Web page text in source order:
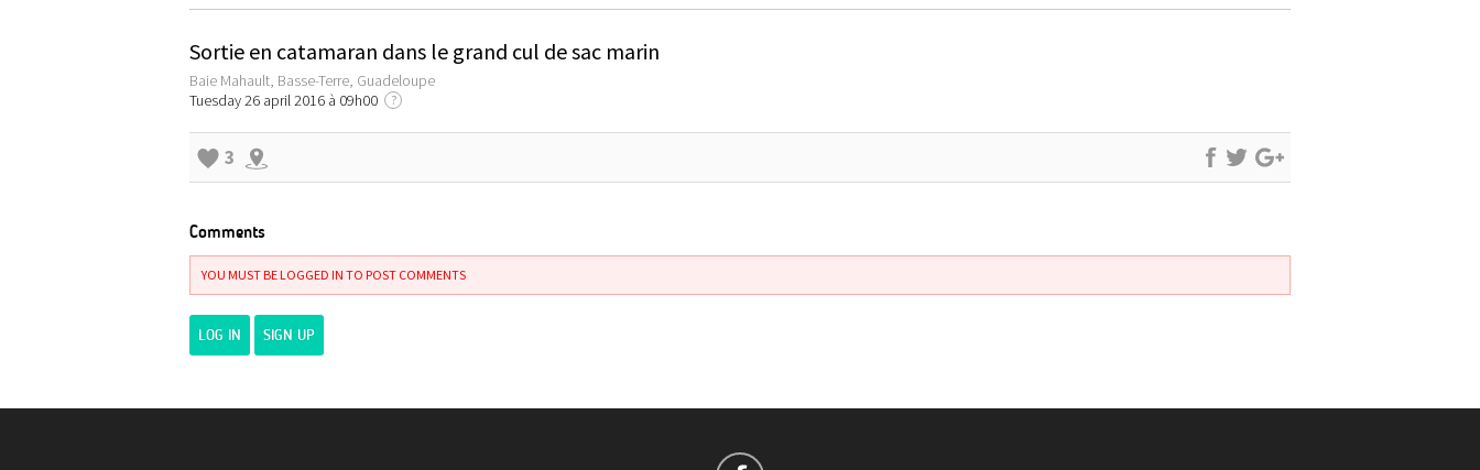
Sortie en catamaran dans le grand cul de sac marin
Baie Mahault, Basse-Terre, Guadeloupe
Tuesday 26 april 2016 à 09h00
?
3
Comments
YOU MUST BE LOGGED IN TO POST COMMENTS
LOG IN SIGN UP